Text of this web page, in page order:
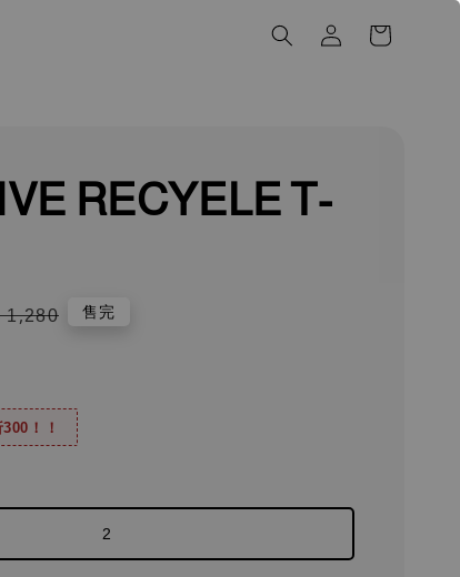
RECYELE T-
1,280 售完
！！
2